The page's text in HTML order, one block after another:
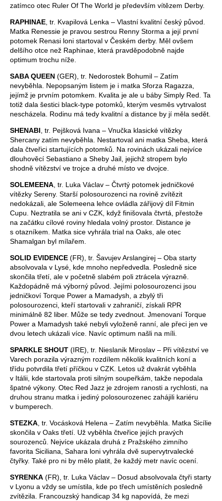
zatímco otec Ruler Of The World je především vítězem Derby.
RAPHINAE , tr. Kvapilová Lenka – Vlastní kvalitní český původ.
Matka Renessie je pravou sestrou Renny Storma a její první
potomek Renasi loni startoval v Českém derby. Měl ovšem
delšího otce než Raphinae, která pravděpodobně najde
optimum trochu níže.
SABA QUEEN (GER), tr. Nedorostek Bohumil – Zatím
nevyběhla. Nepopsaným listem je i matka Sforza Ragazza,
jejímž je prvním potomkem. Kvalita je ale u báby Simply Red. Ta
totiž dala šestici black-type potomků, kterým vesměs vytrvalost
nescházela. Rodinu má tedy kvalitní a distance by jí měla sedět.
SHENABI , tr. Pejšková Ivana – Vnučka klasické vítězky
Shercany zatím nevyběhla. Nestartoval ani matka Sheba, která
dala čtveřici startujících potomků. Na rovinách ukázali nejvíce
dlouhověcí Sebastiano a Sheby Jail, jejichž stropem bylo
shodně vítězství ve trojce a druhé místo ve dvojce.
SOLEMEENA , tr. Luka Václav – Čtvrtý potomek jedničkové
vítězky Sereny. Starší polosourozenci na rovině zvítězit
nedokázali, ale Solemeena lehce ovládla zářijový díl Fitmin
Cupu. Neztratila se ani v CZK, když finišovala čtvrtá, přestože
na začátku cílové roviny hledala volný prostor. Distance je
s otazníkem. Matka sice vyhrála trial na Oaks, ale otec
Shamalgan byl mílařem.
SOLID EVIDENCE (FR), tr. Šavujev Arslangirej – Oba starty
absolvovala v Lysé, kde mnoho nepředvedla. Posledně sice
skončila třetí, ale v početně slabém poli ztrácela výrazně.
Každopádně má výborný původ. Jejími polosourozenci jsou
jedničkoví Torque Power a Mamadysh, a zbylý tři
polosourozenci, kteří startovali v zahraničí, získali RPR
minimálně 82 liber. Může se tedy zvednout. Jmenovaní Torque
Power a Mamadysh také nebyli vyloženě ranní, ale přeci jen ve
dvou letech ukázali více. Navíc optimum našli na míli.
SPARKLE SHOUT (IRE), tr. Nieslanik Miroslav – Při vítězství ve
Varech porazila výrazným rozdílem několik kvalitních koní a
třídu potvrdila třetí příčkou v CZK. Letos už dvakrát vyběhla
v Itálii, kde startovala proti silným soupeřkám, takže nepodala
špatné výkony. Otec Red Jazz je zdrojem ranosti a rychlosti, na
druhou stranu matka i jediný polosourozenec zahájili kariéru
v bumperech.
STEZKA , tr. Vocásková Helena – Zatím nevyběhla. Matka Sicílie
skončila v Oaks třetí. Už vyběhla čtveřice jejích pravých
sourozenců. Nejvíce ukázala druhá z Pražského zimního
favorita Siciliana, Sahara loni vyhrála dvě supervytrvalecké
čtyřky. Také pro ni by mělo platit, že každý metr navíc ocení.
SYRENKA (FR), tr. Luka Václav – Dosud absolvovala čtyři starty
v Lyonu a vždy se umístila, kde po třech umístěních posledně
zvítězila. Francouzský handicap 34 kg napovídá, že mezi